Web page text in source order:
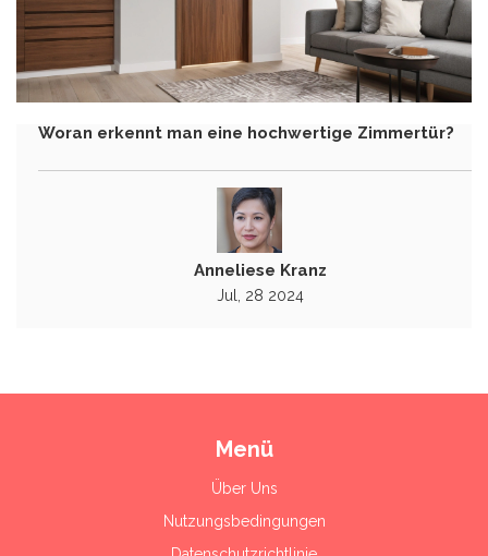
Woran erkennt man eine hochwertige Zimmertür?
Anneliese Kranz
Jul, 28 2024
Menü
Über Uns
Nutzungsbedingungen